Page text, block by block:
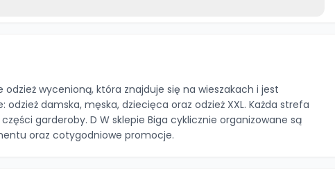
wycenioną, która znajduje się na wieszakach i jest
damska, męska, dziecięca oraz odzież XXL. Każda strefa
garderoby. D W sklepie Biga cyklicznie organizowane są
oraz cotygodniowe promocje.